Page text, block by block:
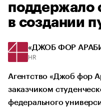
поддержало
в создании
«ДЖОБ ФОР
HR
Агентство «Джоб фор
заказчиком
федерального